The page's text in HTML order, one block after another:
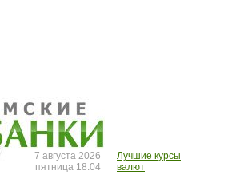
7 августа 2026
пятница 18:04
Лучшие курсы
валют